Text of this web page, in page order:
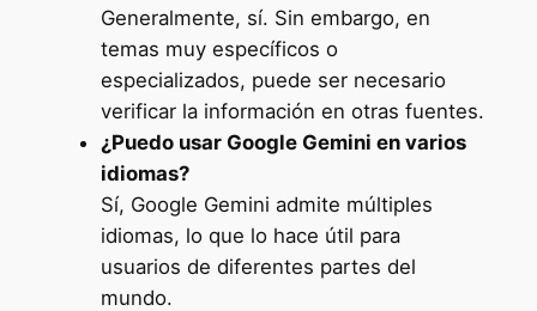
Generalmente, sí. Sin embargo, en
temas muy específicos o
especializados, puede ser necesario
verificar la información en otras fuentes.
¿Puedo usar Google Gemini en varios
idiomas?
Sí, Google Gemini admite múltiples
idiomas, lo que lo hace útil para
usuarios de diferentes partes del
mundo.